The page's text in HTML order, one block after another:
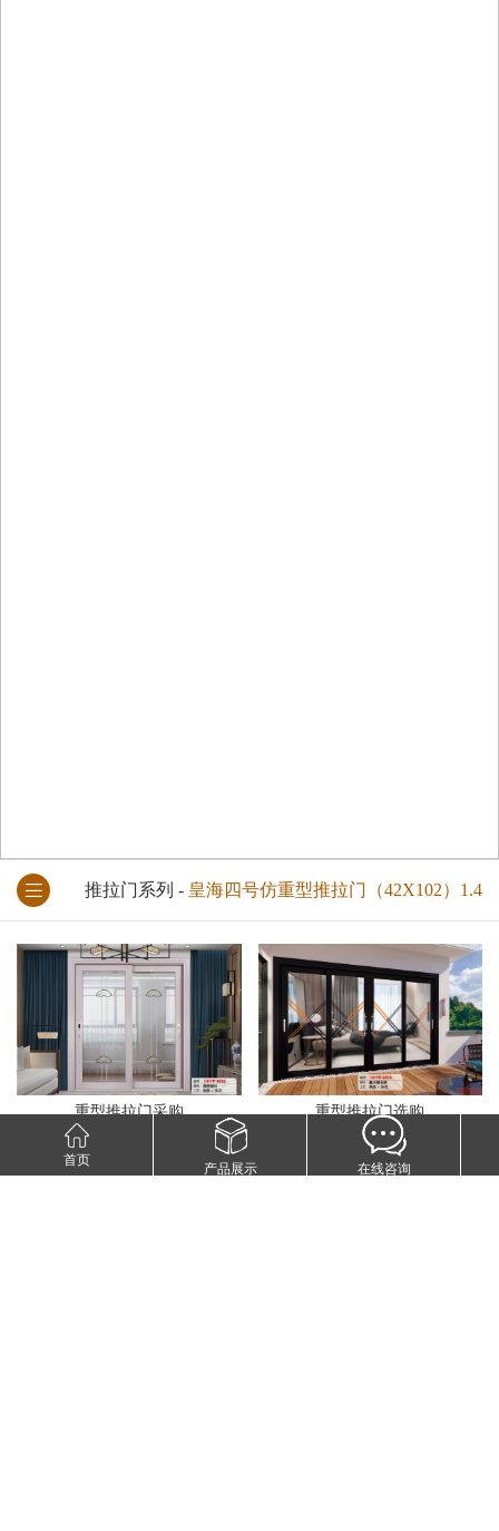
推拉门系列 - 皇海四号仿重型推拉门（42X102）1.4
重型推拉门采购 重型推拉门选购
首页
产品展示 在线咨询